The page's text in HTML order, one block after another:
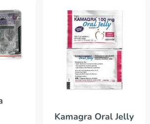
Kamagra Oral Jelly